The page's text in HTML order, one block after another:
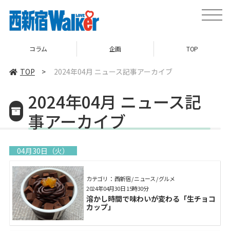
toggle
TOP > 2024年04月 ニュース記事アーカイブ
2024年04月 ニュース記
事アーカイブ
04月30日（火）
カテゴリ： 西新宿 / ニュース / グルメ
溶かし時間で味わいが変わる「生チョコ
カップ」
2024年04月30日 15時30分